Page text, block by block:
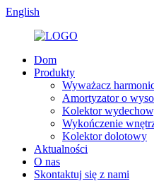
English
Dom
Produkty
Wyważacz
Amortyzator o
Kolektor
Wykończenie
Kolektor dolotowy
Aktualności
O nas
Skontaktuj się z nami